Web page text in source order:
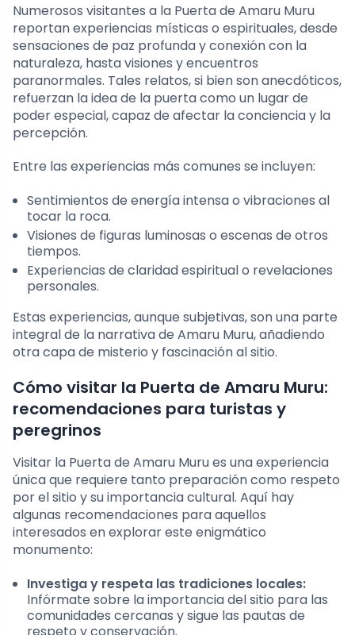
Numerosos visitantes a la Puerta de Amaru Muru
reportan experiencias místicas o espirituales, desde
sensaciones de paz profunda y conexión con la
naturaleza, hasta visiones y encuentros
paranormales. Tales relatos, si bien son anecdóticos,
refuerzan la idea de la puerta como un lugar de
poder especial, capaz de afectar la conciencia y la
percepción.
Entre las experiencias más comunes se incluyen:
Sentimientos de energía intensa o vibraciones al
tocar la roca.
Visiones de figuras luminosas o escenas de otros
tiempos.
Experiencias de claridad espiritual o revelaciones
personales.
Estas experiencias, aunque subjetivas, son una parte
integral de la narrativa de Amaru Muru, añadiendo
otra capa de misterio y fascinación al sitio.
Cómo visitar la Puerta de Amaru Muru:
recomendaciones para turistas y
peregrinos
Visitar la Puerta de Amaru Muru es una experiencia
única que requiere tanto preparación como respeto
por el sitio y su importancia cultural. Aquí hay
algunas recomendaciones para aquellos
interesados en explorar este enigmático
monumento:
Investiga y respeta las tradiciones locales:
Infórmate sobre la importancia del sitio para las
comunidades cercanas y sigue las pautas de
respeto y conservación.